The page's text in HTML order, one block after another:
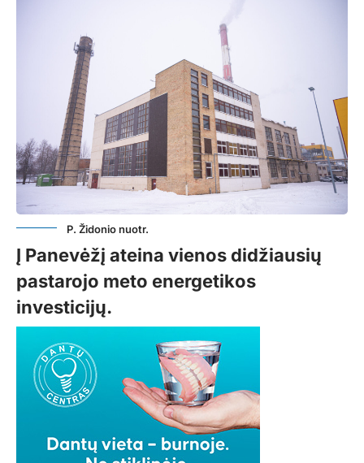
P. Židonio nuotr.
Į Panevėžį ateina vienos didžiausių
pastarojo meto energetikos
investicijų.